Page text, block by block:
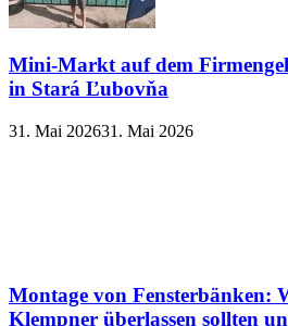
Mini-Markt auf dem
in Stará Ľubovňa
31. Mai 202631. Mai 2026
Montage von Fensterbänken:
Klempner überlassen sollten